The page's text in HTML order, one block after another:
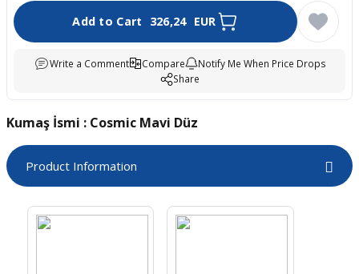
Add to Cart 326,24 EUR
Write a Comment Compare
Notify Me When Price Drops
Share
Kumaş İsmi : Cosmic Mavi Düz
Product Information